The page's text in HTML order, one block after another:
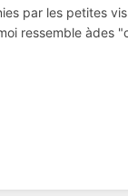
par les petites
ressemble àdes